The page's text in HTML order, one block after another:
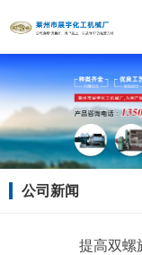
公司新闻
提高双螺